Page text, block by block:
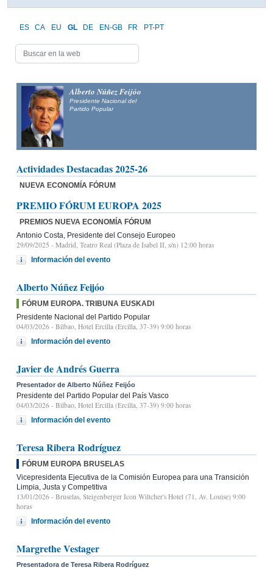
ES CA EU GL DE EN-GB FR PT-PT
Alberto Núñez Feijóo
Presidente Nacional del
Partido Popular
Actividades Destacadas 2025-26
NUEVA ECONOMÍA FÓRUM
PREMIO FÓRUM EUROPA 2025
PREMIOS NUEVA ECONOMÍA FÓRUM
Antonio Costa, Presidente del Consejo Europeo
29/09/2025 - Madrid, Teatro Real (Plaza de Isabel II, s/n) 12:00 horas
Información del evento
Alberto Núñez Feijóo
FÓRUM EUROPA. TRIBUNA EUSKADI
Presidente Nacional del Partido Popular
04/03/2026 - Bilbao, Hotel Ercilla (Ercilla, 37-39) 9:00 horas
Información del evento
Javier de Andrés Guerra
Presentador de Alberto Núñez Feijóo
Presidente del Partido Popular del País Vasco
04/03/2026 - Bilbao, Hotel Ercilla (Ercilla, 37-39) 9:00 horas
Información del evento
Teresa Ribera Rodríguez
FÓRUM EUROPA BRUSELAS
Vicepresidenta Ejecutiva de la Comisión Europea para una Transición
Limpia, Justa y Competitiva
13/01/2026 - Bruselas, Steigenberger Icon Wiltcher's Hotel (71, Av. Louise) 9:00
horas
Información del evento
Margrethe Vestager
Presentadora de Teresa Ribera Rodríguez